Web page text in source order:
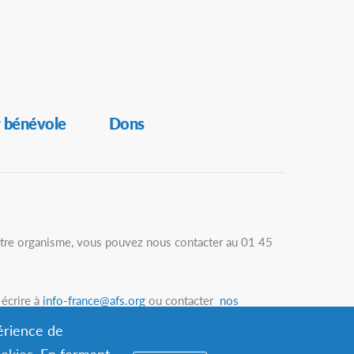
Dons
organisme, vous pouvez nous contacter au 01 45
à info-france@afs.orgou contacter nos
de